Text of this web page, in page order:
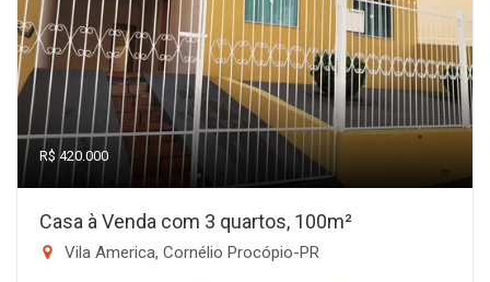
R$ 420.000
Casa à Venda com 3 quartos, 100m²
Vila America, Cornélio Procópio-PR